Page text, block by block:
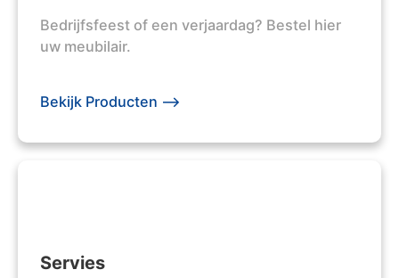
Bedrijfsfeest of een verjaardag? Bestel hier
uw meubilair.
Bekijk Producten -->
Servies